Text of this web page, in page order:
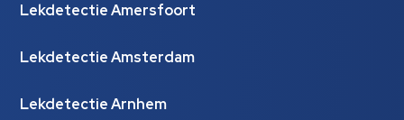
Lekdetectie Amersfoort
Lekdetectie Amsterdam
Lekdetectie Arnhem